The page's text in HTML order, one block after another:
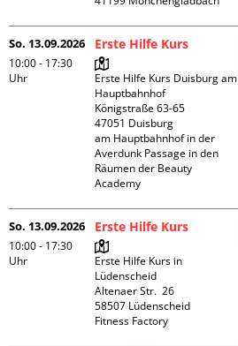
So. 13.09.2026
10:00 - 17:30
Uhr
Erste Hilfe Kurs
Erste Hilfe Kurs Duisburg am
Hauptbahnhof
Königstraße 63-65
47051 Duisburg
am Hauptbahnhof in der
Averdunk Passage in den
Räumen der Beauty
Academy
So. 13.09.2026
10:00 - 17:30
Uhr
Erste Hilfe Kurs
Erste Hilfe Kurs in
Lüdenscheid
Altenaer Str.  26
58507 Lüdenscheid
Fitness Factory